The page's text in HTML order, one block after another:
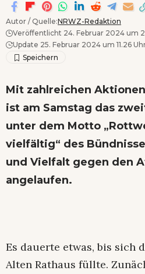
Autor / Quelle:NRWZ-Redaktion
Veröffentlicht 24. Februar 2024 um
Update 25. Februar 2024 um 11.26
Mit zahlreichen
ist am Samstag das
unter dem Motto
vielfältig“ des
und Vielfalt gegen den
angelaufen.
Es dauerte etwas, bis sich
Alten Rathaus füllte.